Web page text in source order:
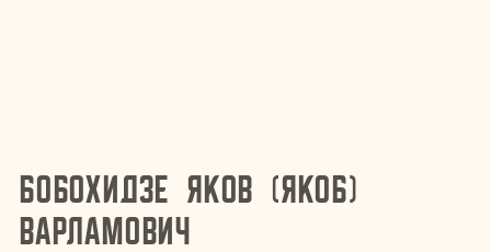
Бобохидзе Яков (Якоб)
Варламович